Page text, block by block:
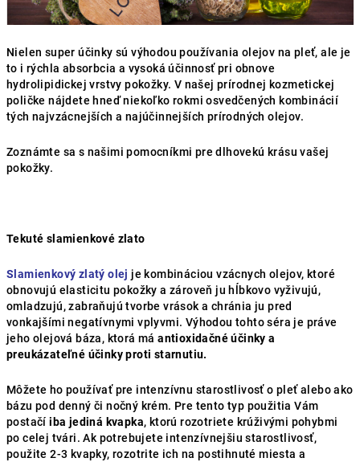
Nielen super účinky sú výhodou používania olejov na pleť, ale je
to i rýchla absorbcia a vysoká účinnosť pri obnove
hydrolipidickej vrstvy pokožky. V našej prírodnej kozmetickej
poličke nájdete hneď niekoľko rokmi osvedčených kombinácií
tých najvzácnejších a najúčinnejších prírodných olejov.
Zoznámte sa s našimi pomocníkmi pre dlhovekú krásu vašej
pokožky.
Tekuté slamienkové zlato
Slamienkový zlatý olej je kombináciou vzácnych olejov, ktoré
obnovujú elasticitu pokožky a zároveň ju hĺbkovo vyživujú,
omladzujú, zabraňujú tvorbe vrások a chránia ju pred
vonkajšími negatívnymi vplyvmi. Výhodou tohto séra je práve
jeho olejová báza, ktorá máantioxidačné účinky a
preukázateľné účinky proti starnutiu.
Môžete ho používať pre intenzívnu starostlivosť o pleť alebo ako
bázu pod denný či nočný krém. Pre tento typ použitia Vám
postačíiba jediná kvapka, ktorú rozotriete krúživými pohybmi
po celej tvári. Ak potrebujete intenzívnejšiu starostlivosť,
použite 2-3 kvapky, rozotrite ich na postihnuté miesta a